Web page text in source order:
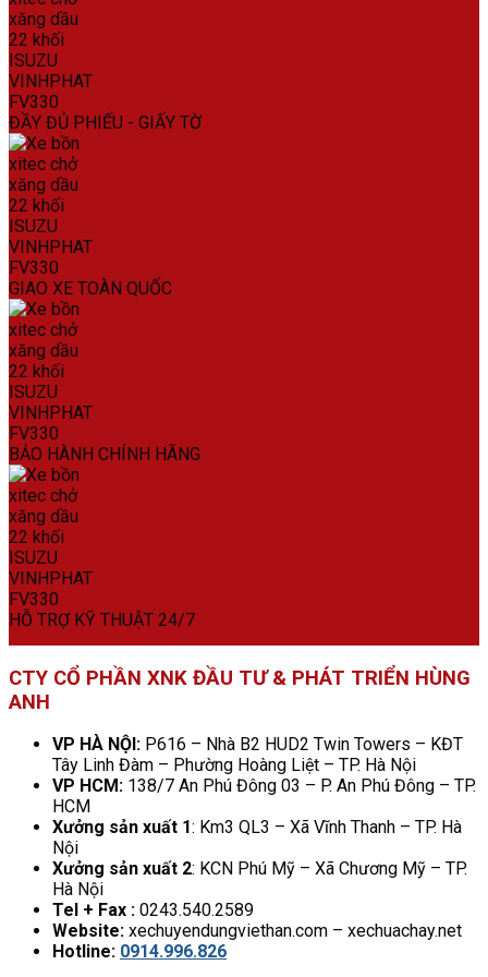
ĐẦY ĐỦ PHIẾU - GIẤY TỜ
GIAO XE TOÀN QUỐC
BẢO HÀNH CHÍNH HÃNG
HỖ TRỢ KỸ THUẬT 24/7
CTY CỔ PHẦN XNK ĐẦU TƯ & PHÁT TRIỂN HÙNG
ANH
VP HÀ NỘI: P616 – Nhà B2 HUD2 Twin Towers – KĐT
Tây Linh Đàm – Phường Hoàng Liệt – TP. Hà Nội
VP HCM: 138/7 An Phú Đông 03 – P. An Phú Đông – TP.
HCM
Xưởng sản xuất 1: Km3 QL3 – Xã Vĩnh Thanh – TP. Hà
Nội
Xưởng sản xuất 2: KCN Phú Mỹ – Xã Chương Mỹ – TP.
Hà Nội
Tel + Fax : 0243.540.2589
Website: xechuyendungviethan.com – xechuachay.net
Hotline: 0914.996.826